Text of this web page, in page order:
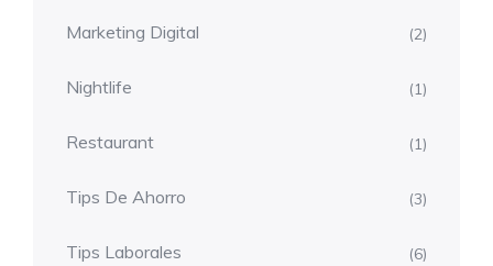
Marketing Digital (2)
Nightlife (1)
Restaurant (1)
Tips De Ahorro (3)
Tips Laborales (6)